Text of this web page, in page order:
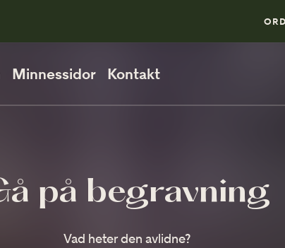
Minnessidor Kontakt
Så går en begravning till
När ska man vara på plats?
Direktsänd begravning
på begravning
Vad heter den avlidne?